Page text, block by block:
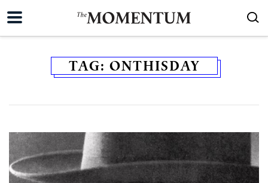
TAG: ONTHISDAY